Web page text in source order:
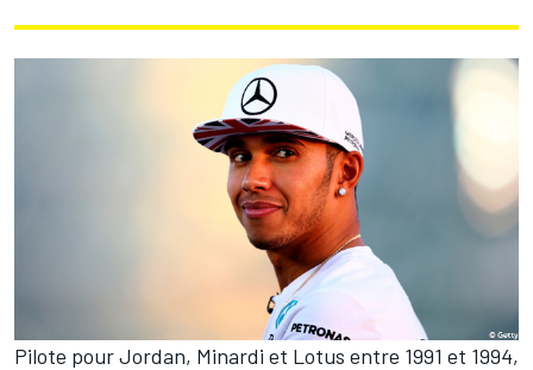
Pilote pour Jordan, Minardi et Lotus entre 1991 et 1994,